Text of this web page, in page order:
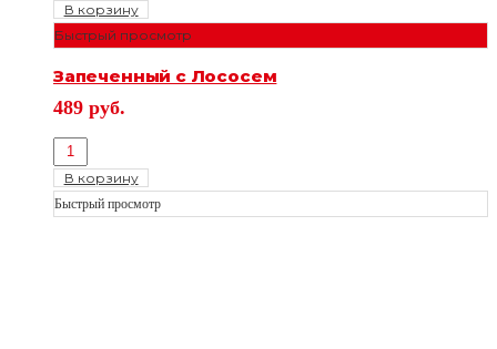
В корзину
Быстрый просмотр
Запеченный с Лососем
489 руб.
В корзину
Быстрый просмотр